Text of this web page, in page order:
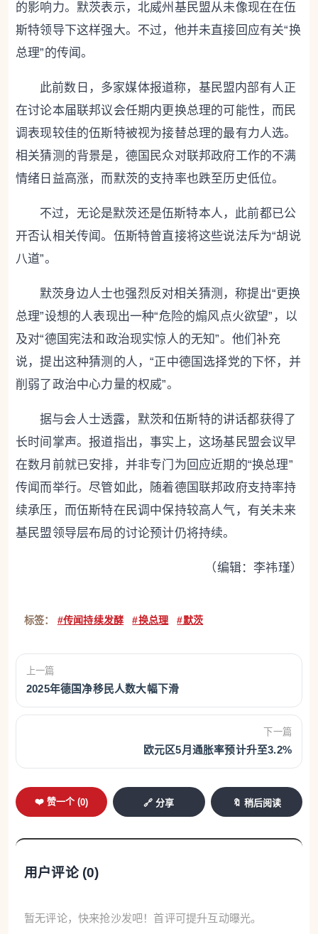
的影响力。默茨表示，北威州基民盟从未像现在在伍
斯特领导下这样强大。不过，他并未直接回应有关“换
总理”的传闻。
此前数日，多家媒体报道称，基民盟内部有人正
在讨论本届联邦议会任期内更换总理的可能性，而民
调表现较佳的伍斯特被视为接替总理的最有力人选。
相关猜测的背景是，德国民众对联邦政府工作的不满
情绪日益高涨，而默茨的支持率也跌至历史低位。
不过，无论是默茨还是伍斯特本人，此前都已公
开否认相关传闻。伍斯特曾直接将这些说法斥为“胡说
八道”。
默茨身边人士也强烈反对相关猜测，称提出“更换
总理”设想的人表现出一种“危险的煽风点火欲望”，以
及对“德国宪法和政治现实惊人的无知”。他们补充
说，提出这种猜测的人，“正中德国选择党的下怀，并
削弱了政治中心力量的权威”。
据与会人士透露，默茨和伍斯特的讲话都获得了
长时间掌声。报道指出，事实上，这场基民盟会议早
在数月前就已安排，并非专门为回应近期的“换总理”
传闻而举行。尽管如此，随着德国联邦政府支持率持
续承压，而伍斯特在民调中保持较高人气，有关未来
基民盟领导层布局的讨论预计仍将持续。
（编辑：李祎瑾）
标签： #传闻持续发酵 #换总理 #默茨
上一篇
2025年德国净移民人数大幅下滑
下一篇
欧元区5月通胀率预计升至3.2%
❤️ 赞一个 (0) 🔗 分享 🔖 稍后阅读
用户评论 (0)
暂无评论，快来抢沙发吧！首评可提升互动曝光。